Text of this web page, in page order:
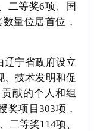
二等奖6项、国
量位居首位，
辽宁省政府设立
、技术发明和促
献的个人和组
奖项目303项，
二等奖114项、